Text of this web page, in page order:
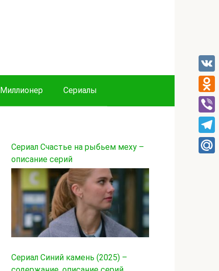
Миллионер Сериалы
Сериал Счастье на рыбьем меху –
описание серий
Сериал Синий камень (2025) –
VK
Viber